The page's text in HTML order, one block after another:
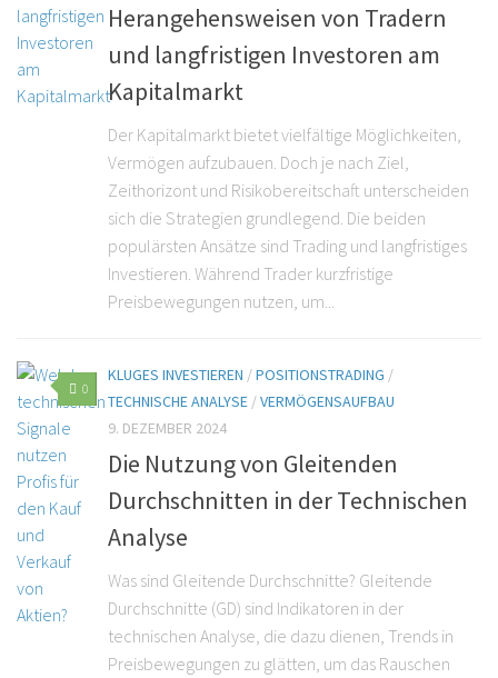
Herangehensweisen von Tradern
und langfristigen Investoren am
Kapitalmarkt
Der Kapitalmarkt bietet vielfältige Möglichkeiten,
Vermögen aufzubauen. Doch je nach Ziel,
Zeithorizont und Risikobereitschaft unterscheiden
sich die Strategien grundlegend. Die beiden
populärsten Ansätze sind Trading und langfristiges
Investieren. Während Trader kurzfristige
Preisbewegungen nutzen, um...
0
KLUGES INVESTIEREN /POSITIONSTRADING /
TECHNISCHE ANALYSE /VERMÖGENSAUFBAU
9. DEZEMBER 2024
Die Nutzung von Gleitenden
Durchschnitten in der Technischen
Analyse
Was sind Gleitende Durchschnitte? Gleitende
Durchschnitte (GD) sind Indikatoren in der
technischen Analyse, die dazu dienen, Trends in
Preisbewegungen zu glätten, um das Rauschen